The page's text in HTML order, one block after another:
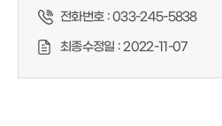
전화번호 :033-245-5838
최종수정일 :2022-11-07